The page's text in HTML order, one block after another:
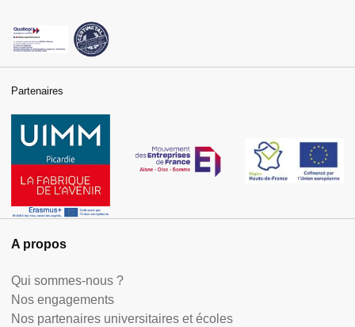
A propos
Qui sommes-nous ?
Nos engagements
Nos partenaires universitaires et écoles
Partenaires